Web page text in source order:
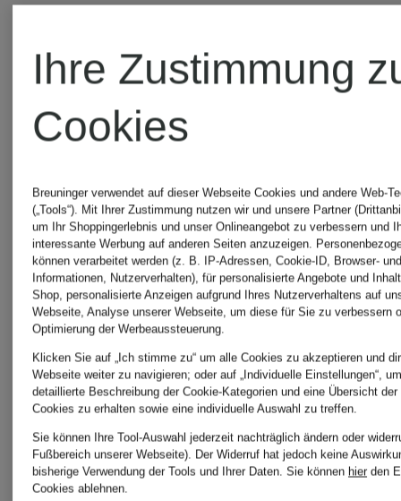
Weitere
Ihre Zustimmung
Cookies
Breuninger verwendet auf dieser Webseite Cookies und andere Web-
(„Tools“). Mit Ihrer Zustimmung nutzen wir und unsere Partner
um Ihr Shoppingerlebnis und unser Onlineangebot zu verbessern und
interessante Werbung auf anderen Seiten anzuzeigen.
können verarbeitet werden (z. B. IP-Adressen, Cookie-ID, Browser-
Informationen, Nutzerverhalten), für personalisierte Angebote und
Shop, personalisierte Anzeigen aufgrund Ihres Nutzerverhaltens auf
Webseite, Analyse unserer Webseite, um diese für Sie zu verbessern
Optimierung der Werbeaussteuerung.
Klicken Sie auf „Ich stimme zu“ um alle Cookies zu akzeptieren und
Webseite weiter zu navigieren; oder auf „Individuelle Einstellungen“,
detaillierte Beschreibung der Cookie-Kategorien und eine Übersicht
Cookies zu erhalten sowie eine individuelle Auswahl zu treffen.
Sie können Ihre Tool-Auswahl jederzeit nachträglich ändern oder
Fußbereich unserer Webseite). Der Widerruf hat jedoch keine
bisherige Verwendung der Tools und Ihrer Daten. Sie können hier den
Cookies ablehnen.